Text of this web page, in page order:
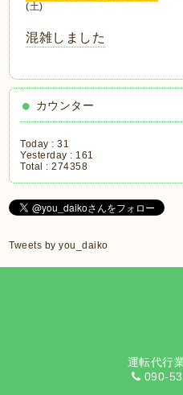
(土)
混雑しました
カウンター
Today :31
Yesterday : 161
Total :274358
Tweets by you_daiko
運転代行
090-